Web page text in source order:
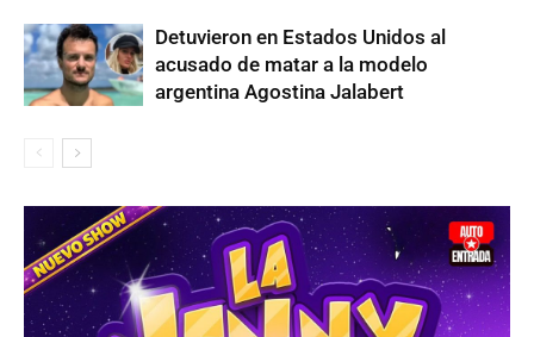
Detuvieron en Estados Unidos al
acusado de matar a la modelo
argentina Agostina Jalabert